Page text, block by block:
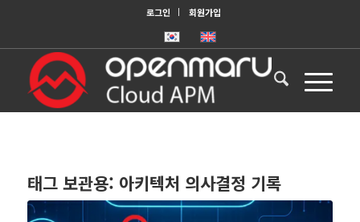
로그인 회원가입
태그 보관용: 아키텍처 의사결정 기록